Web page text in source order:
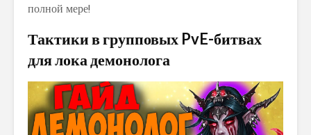
полной мере!
Тактики в групповых PvE-битвах
для лока демонолога